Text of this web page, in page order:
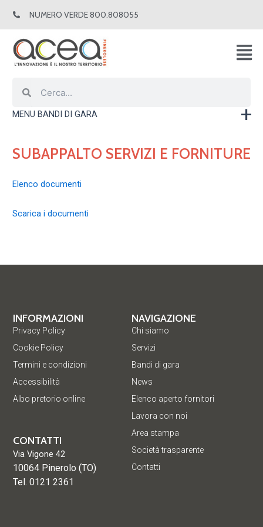
NUMERO VERDE 800.808055
MENU BANDI DI GARA
SUBAPPALTO SERVIZI E FORNITURE
Elenco documenti
Scarica i documenti
NAVIGAZIONE
Chi siamo
Servizi
Bandi di gara
News
Elenco aperto fornitori
Lavora con noi
Area stampa
Società trasparente
Contatti
INFORMAZIONI
Privacy Policy
Cookie Policy
Termini e condizioni
Accessibilità
Albo pretorio online
CONTATTI
Via Vigone 42
10064 Pinerolo (TO)
Tel. 0121 2361